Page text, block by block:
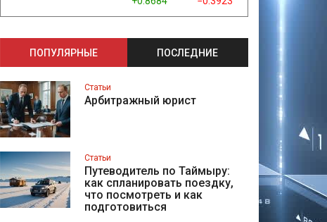
ПОПУЛЯРНЫЕ ПОСЛЕДНИЕ
Статьи
Арбитражный юрист
Статьи
Путеводитель по Таймыру:
как спланировать поездку,
что посмотреть и как
подготовиться